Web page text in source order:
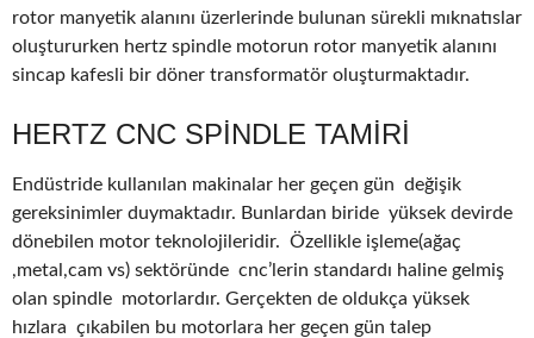
rotor manyetik alanını üzerlerinde bulunan sürekli mıknatıslar
oluştururken hertz spindle motorun rotor manyetik alanını
sincap kafesli bir döner transformatör oluşturmaktadır.
HERTZ CNC SPINDLE TAMIRI
Endüstride kullanılan makinalar her geçen gün değişik
gereksinimler duymaktadır. Bunlardan biride yüksek devirde
dönebilen motor teknolojileridir. Özellikle işleme(ağaç
,metal,cam vs) sektöründe cnc’lerin standardı haline gelmiş
olan spindle motorlardır. Gerçekten de oldukça yüksek
hızlara çıkabilen bu motorlara her geçen gün talep